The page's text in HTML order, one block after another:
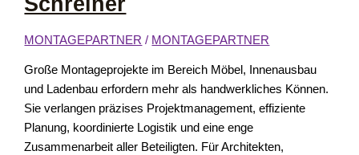
MONTAGEPARTNER / MONTAGEPARTNER
Große Montageprojekte im Bereich Möbel, Innenausbau
und Ladenbau erfordern mehr als handwerkliches Können.
Sie verlangen präzises Projektmanagement, effiziente
Planung, koordinierte Logistik und eine enge
Zusammenarbeit aller Beteiligten. Für Architekten,